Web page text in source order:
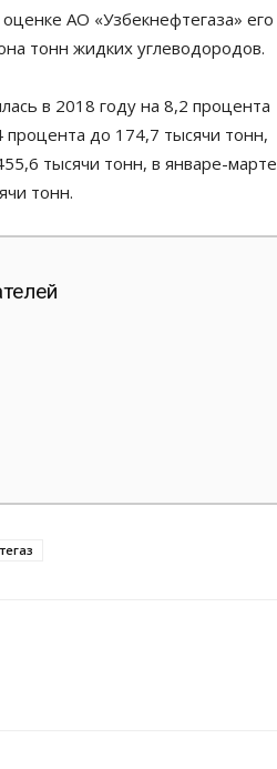
АО «Узбекнефтегаза» его
тонн жидких углеводородов.
в 2018 году на 8,2 процента
процента до 174,7 тысячи тонн,
тысячи тонн, в январе-марте
тонн.